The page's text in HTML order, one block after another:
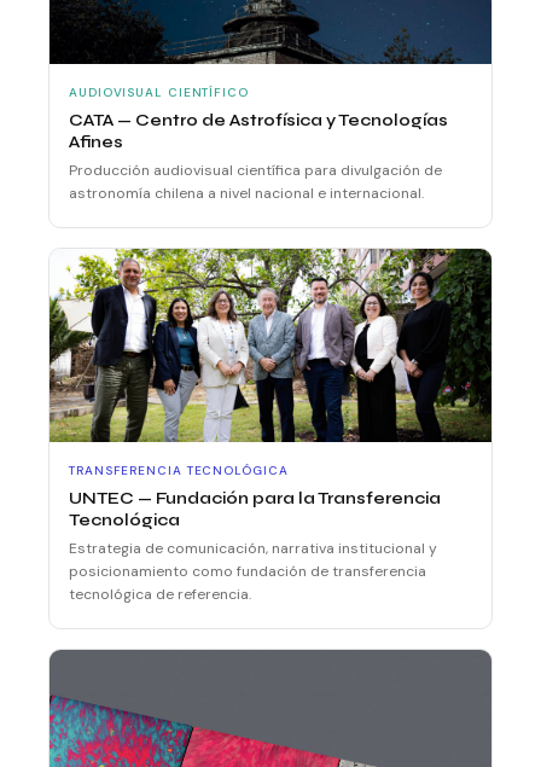
AUDIOVISUAL CIENTÍFICO
CATA — Centro de Astrofísica y Tecnologías
Afines
Producción audiovisual científica para divulgación de
astronomía chilena a nivel nacional e internacional.
TRANSFERENCIA TECNOLÓGICA
UNTEC — Fundación para la Transferencia
Tecnológica
Estrategia de comunicación, narrativa institucional y
posicionamiento como fundación de transferencia
tecnológica de referencia.